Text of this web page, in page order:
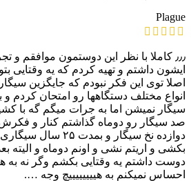
Plague
٫٫٫ کاملا با نظر این دوستمون موافقم و
ایشون داشتم و تهیه کردم که یه وقتایی
اصلا توی این فکر نبودم که جایگزین
انواع مختلف دستگاهها رو امتحان کردم
سیگار نمیشن اما به جرات میگم گه با
صد سیگار رو دوماه گذاشتم کنار و
دوازده نخ سیگار و
بکشی و اریتم نشی و اونم دوماه و الیته
دوست داشتم یه وقتایی بکشم وگر نه به
احساس نمیکنم به هییییییییچ وجه ….